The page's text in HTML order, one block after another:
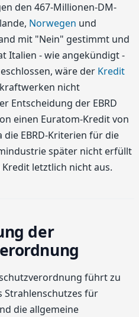
den 467-Millionen-DM-
Norwegen und
mit "Nein" gestimmt und
Italien - wie angekündigt -
wäre der Kredit
nicht
Entscheidung der EBRD
einen Euratom-Kredit von
EBRD-Kriterien für die
später nicht erfüllt
letztlich nicht aus.
der
führt zu
Strahlenschutzes für
die allgemeine